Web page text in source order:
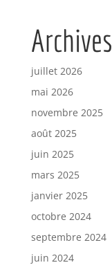
Archives
juillet 2026
mai 2026
novembre 2025
août 2025
juin 2025
mars 2025
janvier 2025
octobre 2024
septembre 2024
juin 2024